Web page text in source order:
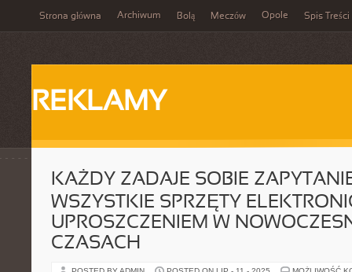
Strona główna Archiwum Bolą Meczów Opole Spis Treści
REKLAMY
KAŻDY ZADAJE SOBIE
WSZYSTKIE SPRZĘTY
UPROSZCZENIEM W
CZASACH